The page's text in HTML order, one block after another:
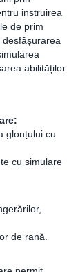
instruirea
de prim
abilităților
glonțului cu
cu simulare
de rană.